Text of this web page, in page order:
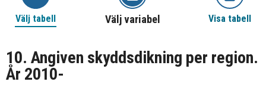
Välj tabell Välj variabel Visa tabell
10. Angiven skyddsdikning per region.
År 2010-